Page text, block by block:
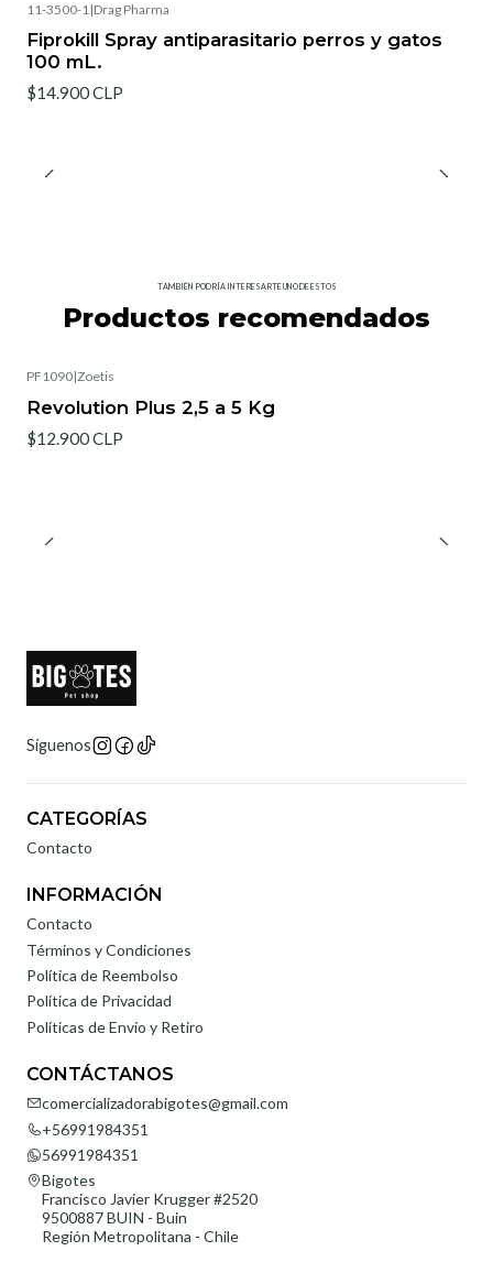
11-3500-1|Drag Pharma
Fiprokill Spray antiparasitario perros y gatos
100 mL.
$14.900 CLP
TAMBIÉN PODRÍA INTERESARTE UNO DE ESTOS
Productos recomendados
PF1090|Zoetis
Revolution Plus 2,5 a 5 Kg
$12.900 CLP
Síguenos
CATEGORÍAS
Contacto
INFORMACIÓN
Contacto
Términos y Condiciones
Política de Reembolso
Política de Privacidad
Políticas de Envío y Retiro
CONTÁCTANOS
comercializadorabigotes@gmail.com
+56991984351
56991984351
Bigotes
Francisco Javier Krugger #2520
9500887 BUIN - Buin
Región Metropolitana - Chile